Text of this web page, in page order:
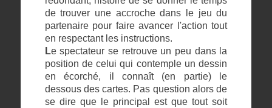
de trouver une accroche dans le jeu du
partenaire pour faire avancer l'action tout
en respectant les instructions.
Le spectateur se retrouve un peu dans la
position de celui qui contemple un dessin
en écorché, il connaît (en partie) le
dessous des cartes. Pas question alors de
se dire que le principal est que tout soit